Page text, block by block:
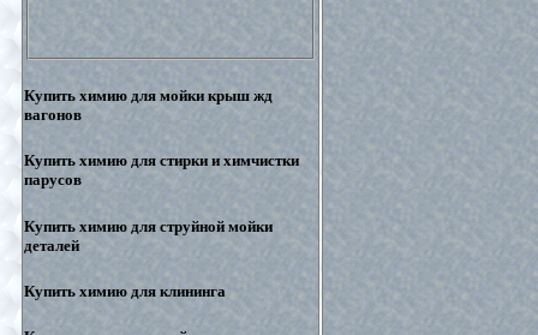
Купить химию для мойки крыш жд
вагонов
Купить химию для стирки и химчистки
парусов
Купить химию для струйной мойки
деталей
Купить химию для клининга